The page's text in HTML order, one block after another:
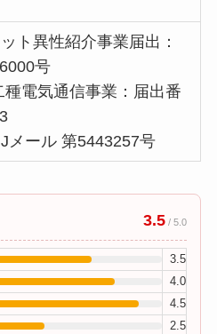
ト異性紹介事業届出：
号
種電気通信事業：届出番
メール 第5443257号
3.5 / 5.0
3.5
4.0
4.5
2.5